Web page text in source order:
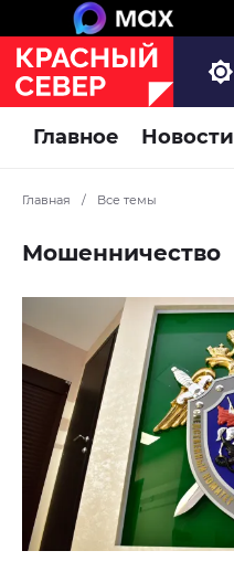
Главное Новости
Главная / Все темы
Мошенничество